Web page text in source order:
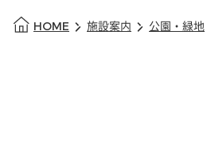
HOME 施設案内 公園・緑地